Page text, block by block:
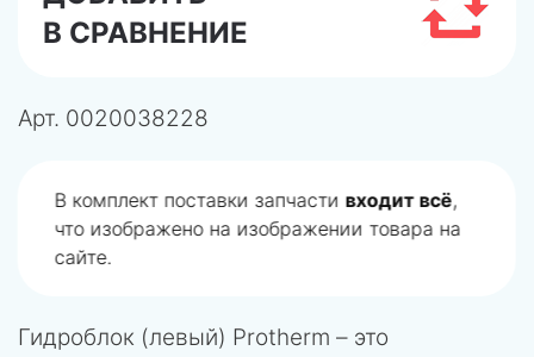
В СРАВНЕНИЕ
Арт. 0020038228
В комплект поставки запчасти входит всё,
что изображено на изображении товара на
сайте.
Гидроблок (левый) Protherm – это